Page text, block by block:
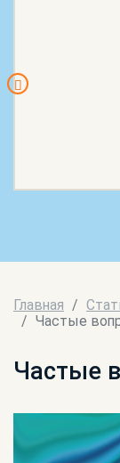
Главная
Частые
Частые